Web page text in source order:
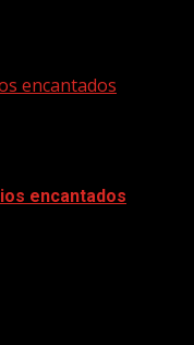
encantados
encantados